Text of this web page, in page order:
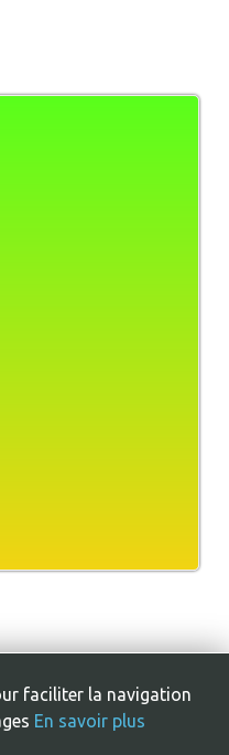
faciliter la navigation
En savoir plus